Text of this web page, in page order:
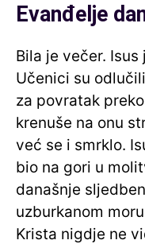
Evanđelje
Bila je večer. Isus
Učenici su
za povratak
krenuše na onu
već se i smrklo.
bio na gori u
današnje
uzburkanom
Krista nigdje ne